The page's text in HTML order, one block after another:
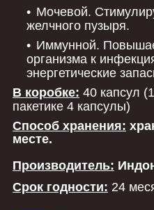
Мочевой.
желчного пузыря.
Иммунной.
организма к
энергетические
В коробке: 40 капсул
пакетике 4 капсулы)
Способ хранения:
месте.
Производитель:
Срок годности: 24